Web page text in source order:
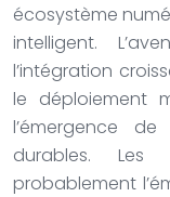
écosystème
intelligent.
l’intégration
le déploiement
l’émergence
durables. Les
probablement